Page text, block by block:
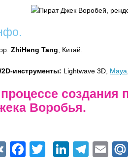
ZhiHeng Tang , Китай.
2D-инструменты: Lightwave 3D, Maya
создания
Воробья.
VK Facebook
TwitterLinkedIn